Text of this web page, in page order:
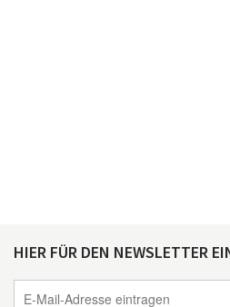
HIER FÜR DEN NEWSLETTER